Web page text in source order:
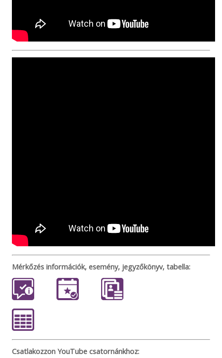
Mérkőzés információk, esemény, jegyzőkönyv, tabella:
Csatlakozzon YouTube csatornánkhoz: